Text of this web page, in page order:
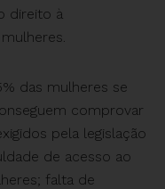
direito à
das mulheres se
comprovar
pela legislação
de acesso ao
falta de